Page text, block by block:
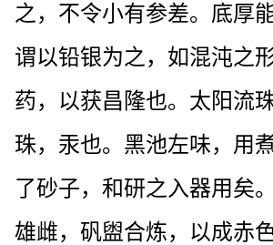
之，不令小有参差。底厚
谓以铅银为之，如混沌之
药，以获昌隆也。太阳流
珠，汞也。黑池左味，用
了砂子，和研之入器用矣
雄雌，矾盥合炼，以成赤